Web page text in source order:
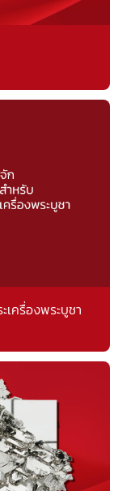
เครื่องพระบูชา